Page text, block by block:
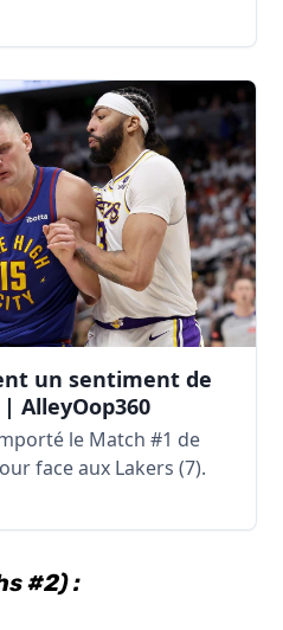
un sentiment de
AlleyOop360
le Match #1 de
face aux Lakers (7).
#2) :